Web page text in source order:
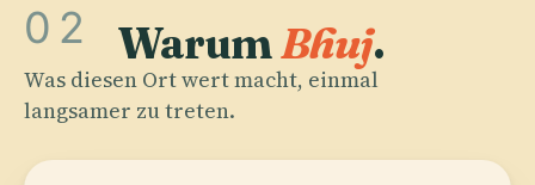
02 WarumBhuj.
Was diesen Ort wert macht, einmal
langsamer zu treten.